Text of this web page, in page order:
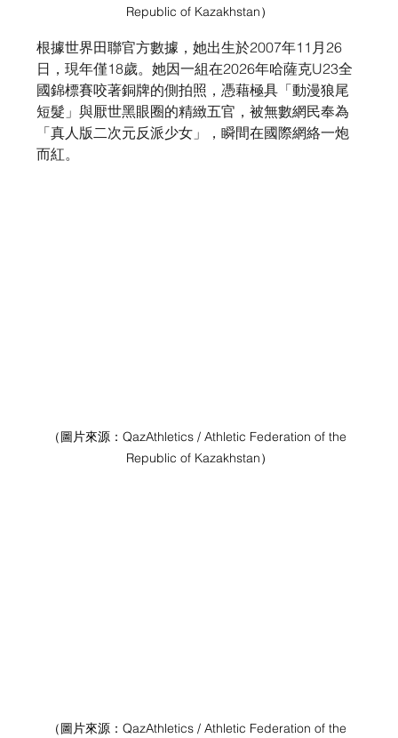
Republic of Kazakhstan）
根據世界田聯官方數據，她出生於2007年11月26
日，現年僅18歲。她因一組在2026年哈薩克U23全
國錦標賽咬著銅牌的側拍照，憑藉極具「動漫狼尾
短髮」與厭世黑眼圈的精緻五官，被無數網民奉為
「真人版二次元反派少女」，瞬間在國際網絡一炮
而紅。
（圖片來源： QazAthletics / Athletic Federation of the
Republic of Kazakhstan）
（圖片來源： QazAthletics / Athletic Federation of the